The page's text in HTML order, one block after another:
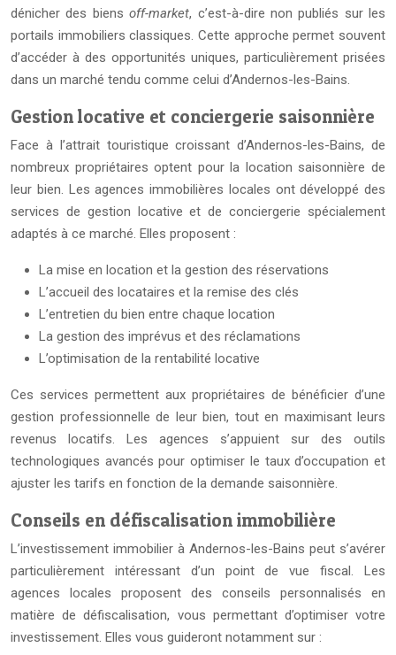
dénicher des biensoff-market, c’est-à-dire non publiés sur les
portails immobiliers classiques. Cette approche permet souvent
d’accéder à des opportunités uniques, particulièrement prisées
dans un marché tendu comme celui d’Andernos-les-Bains.
Gestion locative et conciergerie saisonnière
Face à l’attrait touristique croissant d’Andernos-les-Bains, de
nombreux propriétaires optent pour la location saisonnière de
leur bien. Les agences immobilières locales ont développé des
services de gestion locative et de conciergerie spécialement
adaptés à ce marché. Elles proposent :
La mise en location et la gestion des réservations
L’accueil des locataires et la remise des clés
L’entretien du bien entre chaque location
La gestion des imprévus et des réclamations
L’optimisation de la rentabilité locative
Ces services permettent aux propriétaires de bénéficier d’une
gestion professionnelle de leur bien, tout en maximisant leurs
revenus locatifs. Les agences s’appuient sur des outils
technologiques avancés pour optimiser le taux d’occupation et
ajuster les tarifs en fonction de la demande saisonnière.
Conseils en défiscalisation immobilière
L’investissement immobilier à Andernos-les-Bains peut s’avérer
particulièrement intéressant d’un point de vue fiscal. Les
agences locales proposent des conseils personnalisés en
matière de défiscalisation, vous permettant d’optimiser votre
investissement. Elles vous guideront notamment sur :